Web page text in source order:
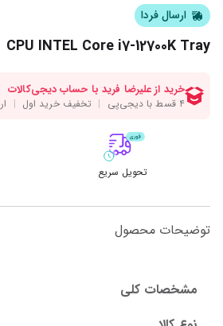
ارسال فردا
CPU INTEL Core i7-12700K Tray
تحویل سریع
توضیحات محصول
مشخصات کلی